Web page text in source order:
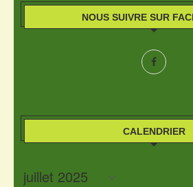
NOUS SUIVRE SUR
CALENDRIER